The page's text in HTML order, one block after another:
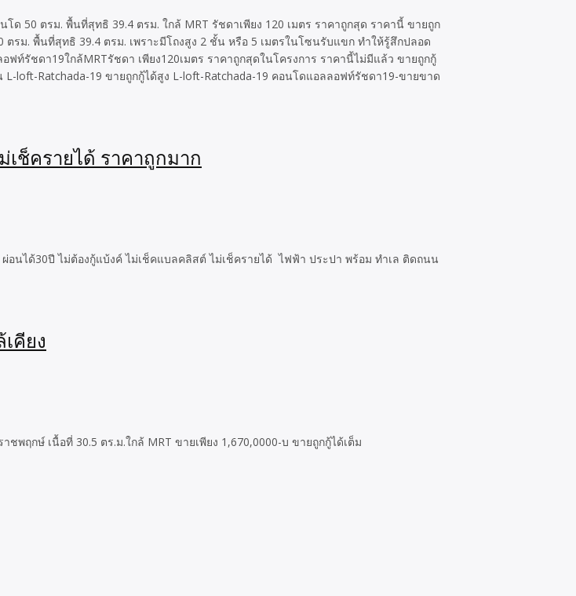
ด 50 ตรม. พื้นที่สุทธิ 39.4 ตรม. ใกล้ MRT รัชดาเพียง 120 เมตร ราคาถูกสุด ราคานี้ ขายถูก
รม. พื้นที่สุทธิ 39.4 ตรม. เพราะมีโถงสูง 2 ชั้น หรือ 5 เมตรในโซนรับแขก ทำให้รู้สึกปลอด
ท์รัชดา19ใกล้MRTรัชดา เพียง120เมตร ราคาถูกสุดในโครงการ ราคานี้ไม่มีแล้ว ขายถูกกู้
loft-Ratchada-19 ขายถูกกู้ได้สูง L-loft-Ratchada-19 คอนโดแอลลอฟท์รัชดา19-ขายขาด
ช็ครายได้ ราคาถูกมาก
นได้30ปี ไม่ต้องกู้แบ้งค์ ไม่เช็คแบลคลิสต์ ไม่เช็ครายได้ ไฟฟ้า ประปา พร้อม ทำเล ติดถนน
คียง
ฤกษ์ เนื้อที่ 30.5 ตร.ม.ใกล้ MRT ขายเพียง 1,670,0000-บ ขายถูกกู้ได้เต็ม